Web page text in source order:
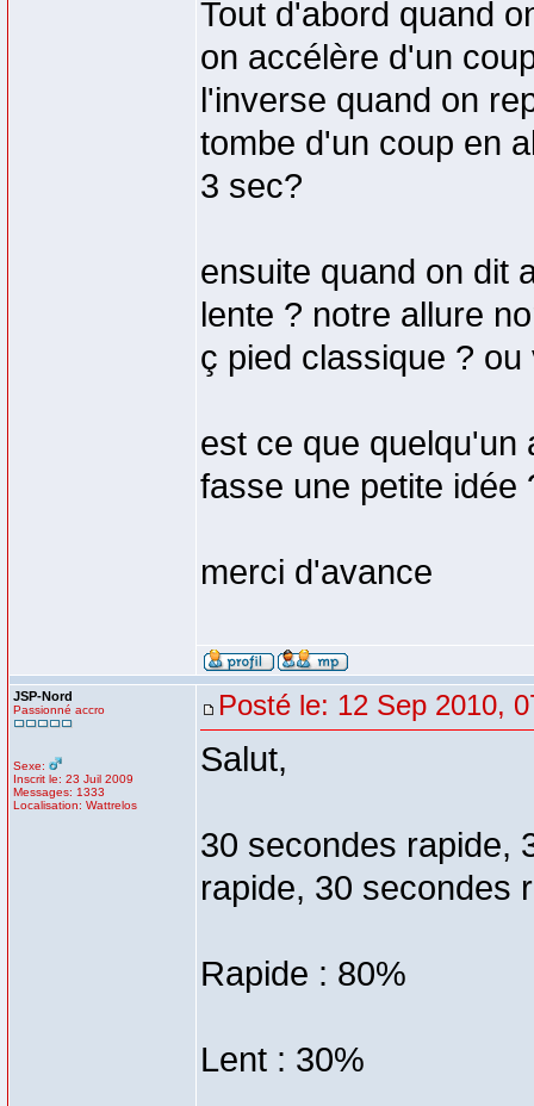
Tout d'abord quand
on accélère d'un
l'inverse quand on
tombe d'un coup en
3 sec?
ensuite quand on dit
lente ? notre allure
ç pied classique ?
est ce que quelqu'un
fasse une petite idée
merci d'avance
JSP-Nord
Passionné accro
Sexe:
Inscrit le: 23 Juil 2009
Messages: 1333
Localisation: Wattrelos
Posté le: 12 Sep 2010,
Salut,
30 secondes rapide,
rapide, 30 secondes
Rapide : 80%
Lent : 30%